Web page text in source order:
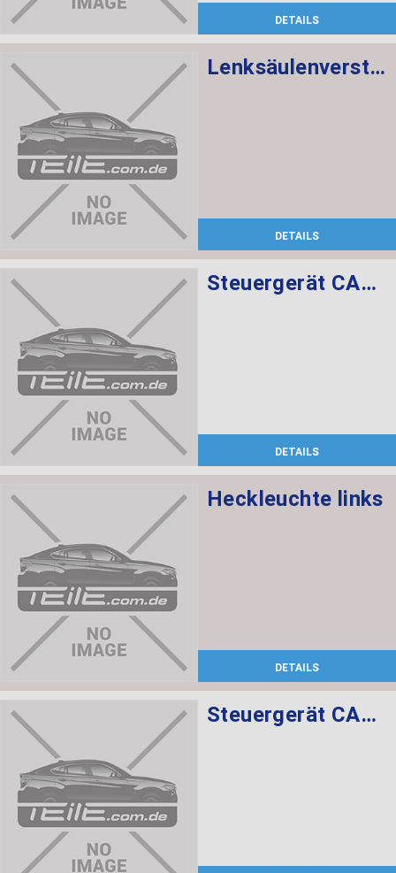
DETAILS
Lenksäulenverstellung mechanisch
DETAILS
Steuergerät CAS CAS3
DETAILS
Heckleuchte links
DETAILS
Steuergerät CAS CAS3